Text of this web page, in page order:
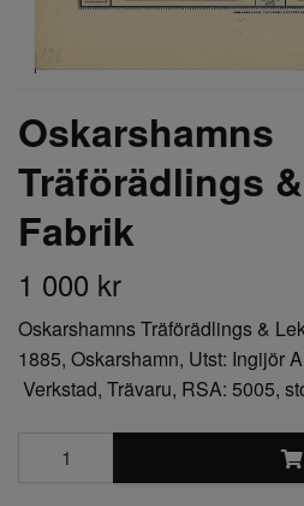
Oskarshamns
Träförädlings
Fabrik
1 000 kr
Oskarshamns Träförädlings &
1885, Oskarshamn, Utst: Ingijör
Verkstad, Trävaru, RSA: 5005,